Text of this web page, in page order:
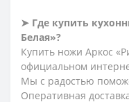
➤ Где купить
Белая»?
Купить ножи Аркос
официальном
Мы с радостью
Оперативная